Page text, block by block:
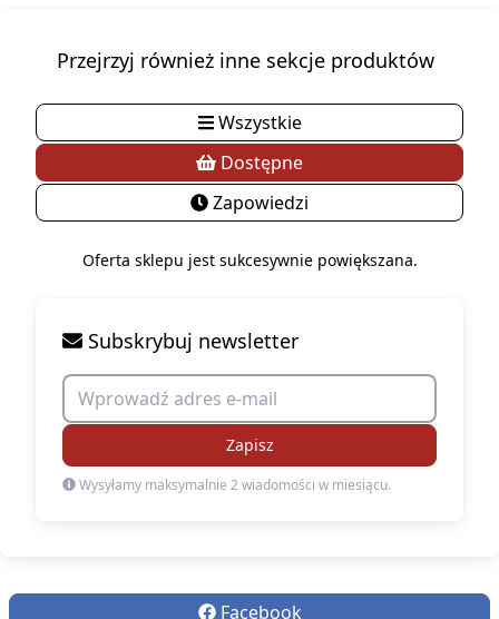
Przejrzyj również inne sekcje produktów
Wszystkie
Dostępne
Zapowiedzi
Oferta sklepu jest sukcesywnie powiększana.
Subskrybuj newsletter
Zapisz
Wysyłamy maksymalnie 2 wiadomości w miesiącu.
Facebook